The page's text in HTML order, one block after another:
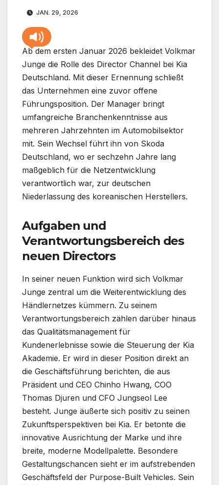
JAN. 29, 2026
Ab dem ersten Januar 2026 bekleidet Volkmar
Junge die Rolle des Director Channel bei Kia
Deutschland. Mit dieser Ernennung schließt
das Unternehmen eine zuvor offene
Führungsposition. Der Manager bringt
umfangreiche Branchenkenntnisse aus
mehreren Jahrzehnten im Automobilsektor
mit. Sein Wechsel führt ihn von Skoda
Deutschland, wo er sechzehn Jahre lang
maßgeblich für die Netzentwicklung
verantwortlich war, zur deutschen
Niederlassung des koreanischen Herstellers.
Aufgaben und
Verantwortungsbereich des
neuen Directors
In seiner neuen Funktion wird sich Volkmar
Junge zentral um die Weiterentwicklung des
Händlernetzes kümmern. Zu seinem
Verantwortungsbereich zählen darüber hinaus
das Qualitätsmanagement für
Kundenerlebnisse sowie die Steuerung der Kia
Akademie. Er wird in dieser Position direkt an
die Geschäftsführung berichten, die aus
Präsident und CEO Chinho Hwang, COO
Thomas Djuren und CFO Jungseol Lee
besteht. Junge äußerte sich positiv zu seinen
Zukunftsperspektiven bei Kia. Er betonte die
innovative Ausrichtung der Marke und ihre
breite, moderne Modellpalette. Besondere
Gestaltungschancen sieht er im aufstrebenden
Geschäftsfeld der Purpose-Built Vehicles. Sein